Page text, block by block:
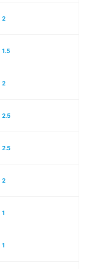
2
1.5
2
2.5
2.5
2
1
1